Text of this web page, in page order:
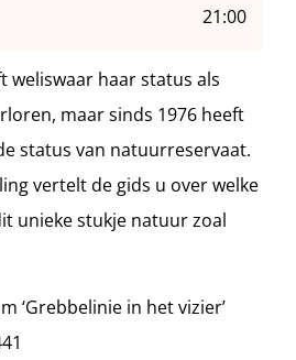
21:00
weliswaar haar status als
maar sinds 1976 heeft
status van natuurreservaat.
vertelt de gids u over welke
unieke stukje natuur zoal
‘Grebbelinie in het vizier’